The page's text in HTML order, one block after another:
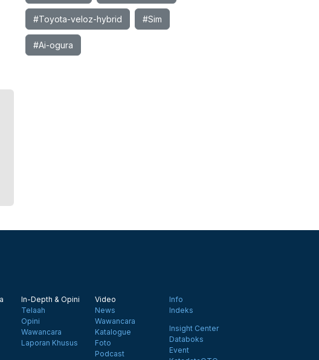
#Toyota-veloz-hybrid #Sim
#Ai-ogura
In-Depth & Opini
Telaah
Opini
Wawancara
Laporan Khusus
Video
News
Wawancara
Katalogue
Foto
Podcast
Info
Indeks
Insight Center
Databoks
Event